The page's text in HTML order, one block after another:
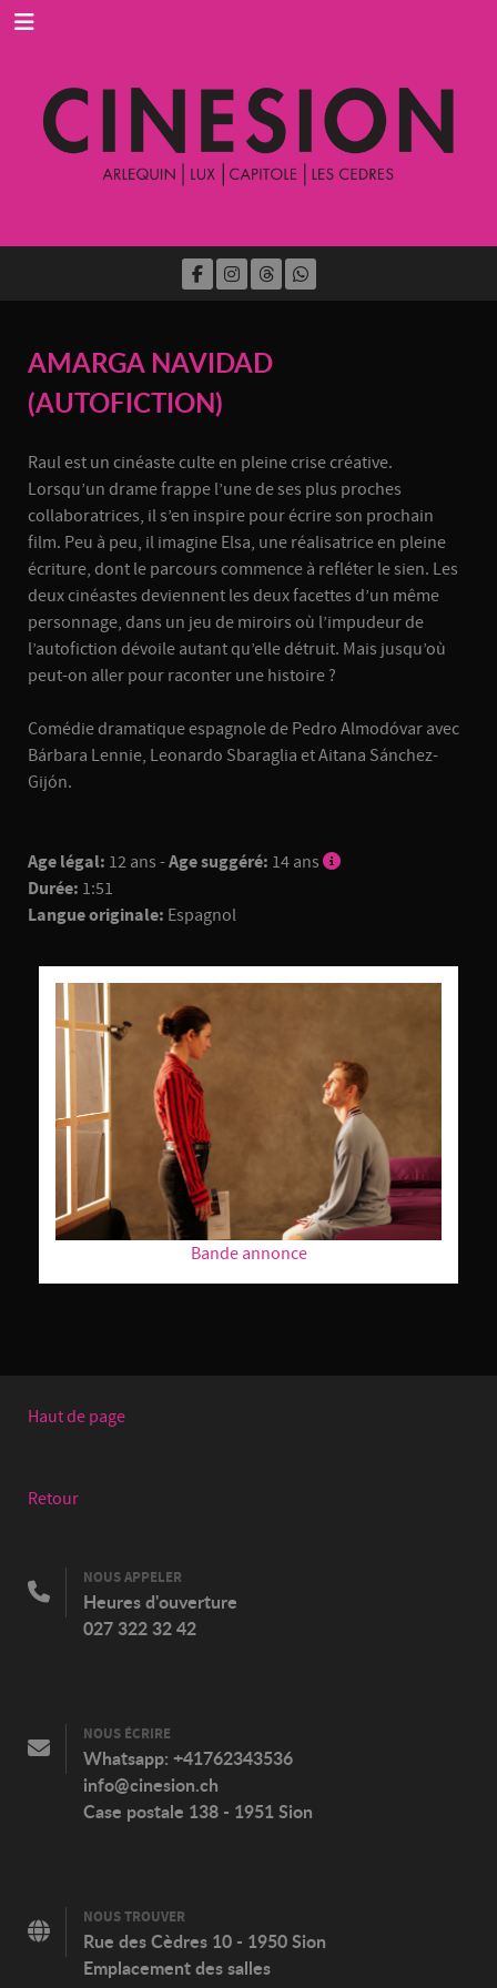
AMARGA NAVIDAD
(AUTOFICTION)
Raul est un cinéaste culte en pleine crise créative.
Lorsqu’un drame frappe l’une de ses plus proches
collaboratrices, il s’en inspire pour écrire son prochain
film. Peu à peu, il imagine Elsa, une réalisatrice en pleine
écriture, dont le parcours commence à refléter le sien. Les
deux cinéastes deviennent les deux facettes d’un même
personnage, dans un jeu de miroirs où l’impudeur de
l’autofiction dévoile autant qu’elle détruit. Mais jusqu’où
peut-on aller pour raconter une histoire ?
Comédie dramatique espagnole de Pedro Almodóvar avec
Bárbara Lennie, Leonardo Sbaraglia et Aitana Sánchez-
Gijón.
Age légal: 12 ans -Age suggéré: 14 ans
Durée: 1:51
Langue originale: Espagnol
Bande annonce
Haut de page
Retour
NOUS APPELER
Heures d'ouverture
027 322 32 42
NOUS ÉCRIRE
Whatsapp: +41762343536
info@cinesion.ch
Case postale 138 - 1951 Sion
NOUS TROUVER
Rue des Cèdres 10 - 1950 Sion
Emplacement des salles